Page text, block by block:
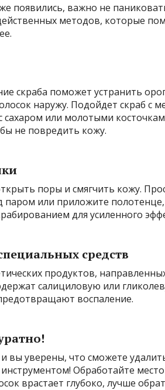
появились, важно не
методов, которые
скраба поможет устранить
наружу. Подойдет скраб с
сахаром или молотыми
не повредить кожу.
поры и смягчить кожу.
или приложите
для усиленного
средств
продуктов,
салициловую или
воспаление.
вы уверены, что сможете
Обработайте
врастает глубоко, лучше